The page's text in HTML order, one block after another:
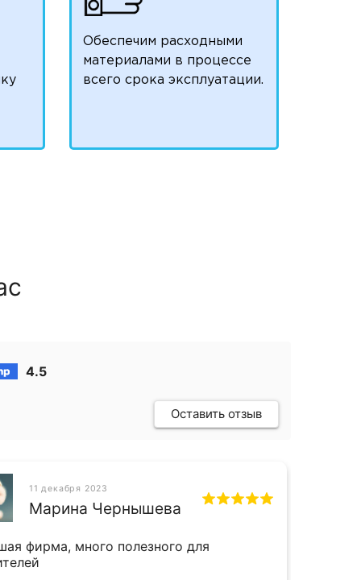
Обеспечим расходными
материалами в процессе
всего срока эксплуатации.
4.5
Оставить отзыв
11 декабря 2023
Марина Чернышева
фирма, много полезного для